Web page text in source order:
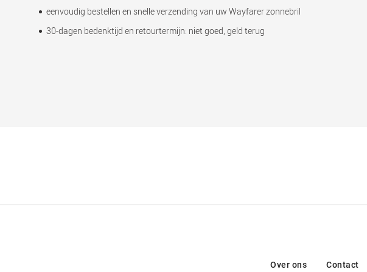
eenvoudig bestellen en snelle verzending van uw Wayfarer zonnebril
30-dagen bedenktijd en retourtermijn: niet goed, geld terug
Over ons Contact